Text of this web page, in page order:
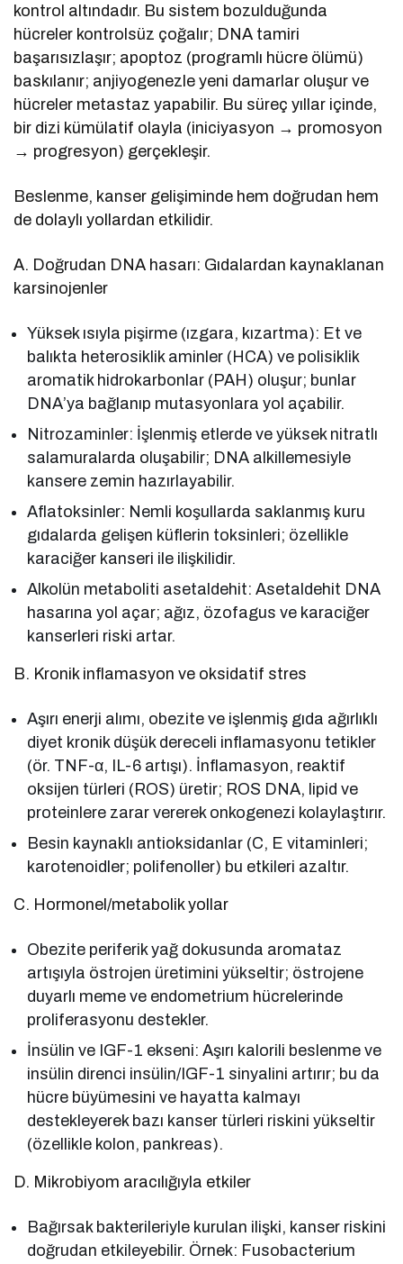
kontrol altındadır. Bu sistem bozulduğunda
hücreler kontrolsüz çoğalır; DNA tamiri
başarısızlaşır; apoptoz (programlı hücre ölümü)
baskılanır; anjiyogenezle yeni damarlar oluşur ve
hücreler metastaz yapabilir. Bu süreç yıllar içinde,
bir dizi kümülatif olayla (iniciyasyon → promosyon
→ progresyon) gerçekleşir.
Beslenme, kanser gelişiminde hem doğrudan hem
de dolaylı yollardan etkilidir.
A. Doğrudan DNA hasarı: Gıdalardan kaynaklanan
karsinojenler
Yüksek ısıyla pişirme (ızgara, kızartma): Et ve
balıkta heterosiklik aminler (HCA) ve polisiklik
aromatik hidrokarbonlar (PAH) oluşur; bunlar
DNA’ya bağlanıp mutasyonlara yol açabilir.
Nitrozaminler: İşlenmiş etlerde ve yüksek nitratlı
salamuralarda oluşabilir; DNA alkillemesiyle
kansere zemin hazırlayabilir.
Aflatoksinler: Nemli koşullarda saklanmış kuru
gıdalarda gelişen küflerin toksinleri; özellikle
karaciğer kanseri ile ilişkilidir.
Alkolün metaboliti asetaldehit: Asetaldehit DNA
hasarına yol açar; ağız, özofagus ve karaciğer
kanserleri riski artar.
B. Kronik inflamasyon ve oksidatif stres
Aşırı enerji alımı, obezite ve işlenmiş gıda ağırlıklı
diyet kronik düşük dereceli inflamasyonu tetikler
(ör. TNF-α, IL-6 artışı). İnflamasyon, reaktif
oksijen türleri (ROS) üretir; ROS DNA, lipid ve
proteinlere zarar vererek onkogenezi kolaylaştırır.
Besin kaynaklı antioksidanlar (C, E vitaminleri;
karotenoidler; polifenoller) bu etkileri azaltır.
C. Hormonel/metabolik yollar
Obezite periferik yağ dokusunda aromataz
artışıyla östrojen üretimini yükseltir; östrojene
duyarlı meme ve endometrium hücrelerinde
proliferasyonu destekler.
İnsülin ve IGF-1 ekseni: Aşırı kalorili beslenme ve
insülin direnci insülin/IGF-1 sinyalini artırır; bu da
hücre büyümesini ve hayatta kalmayı
destekleyerek bazı kanser türleri riskini yükseltir
(özellikle kolon, pankreas).
D. Mikrobiyom aracılığıyla etkiler
Bağırsak bakterileriyle kurulan ilişki, kanser riskini
doğrudan etkileyebilir. Örnek: Fusobacterium